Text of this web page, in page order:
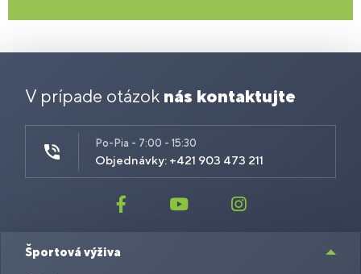
V prípade otázok nás kontaktujte
Po-Pia - 7:00 - 15:30
Objednávky: +421 903 473 211
Športová výživa